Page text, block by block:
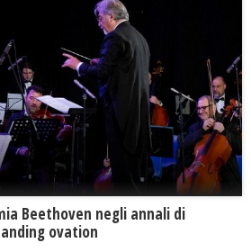
Beethoven negli annali di
ovation